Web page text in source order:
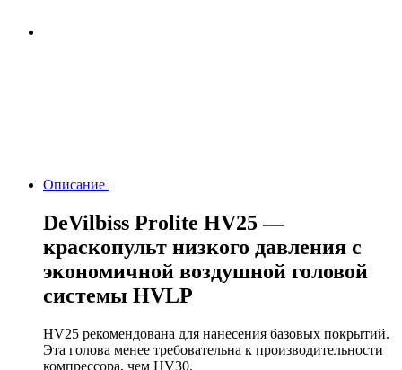
Описание
DeVilbiss Prolite HV25 —
краскопульт низкого давления с
экономичной воздушной головой
системы HVLP
HV25 рекомендована для нанесения базовых покрытий.
Эта голова менее требовательна к производительности
компрессора, чем HV30.